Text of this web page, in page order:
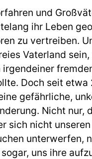
und
ihr Leben
zu vertreiben.
Vaterland
irgendeiner
Doch seit etwa
gefährliche,
Nicht nur,
sich nicht
unterwerfen,
uns ihre